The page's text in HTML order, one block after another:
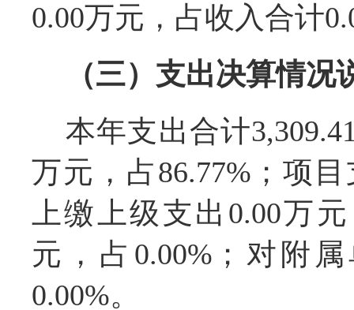
0.00万元，占收入合计
（三）支出决算情况
本年支出合计
万元，占86.77%；项
上缴上级支出0.00万
元，占0.00%；对附
0.00%。